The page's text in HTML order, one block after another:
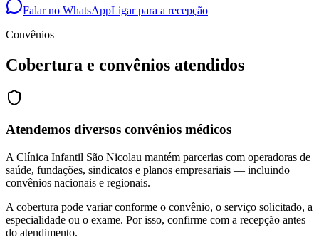
Falar no WhatsAppLigar para a recepção
Convênios
Cobertura e convênios atendidos
Atendemos diversos convênios médicos
A Clínica Infantil São Nicolau mantém parcerias com operadoras de
saúde, fundações, sindicatos e planos empresariais — incluindo
convênios nacionais e regionais.
A cobertura pode variar conforme o convênio, o serviço solicitado, a
especialidade ou o exame. Por isso, confirme com a recepção antes
do atendimento.